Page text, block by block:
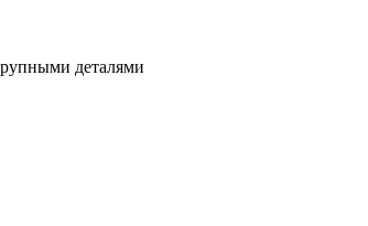
деталями